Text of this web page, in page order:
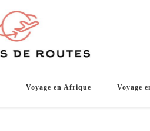
Carnets
Voyage en Afrique Voyage